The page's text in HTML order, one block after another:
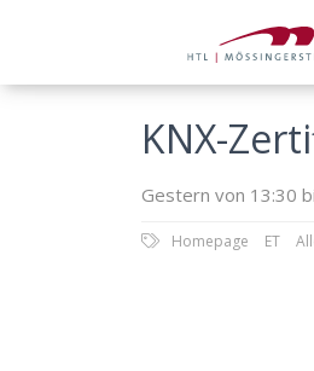
KNX-
Gestern von 13:30
Homepage ET